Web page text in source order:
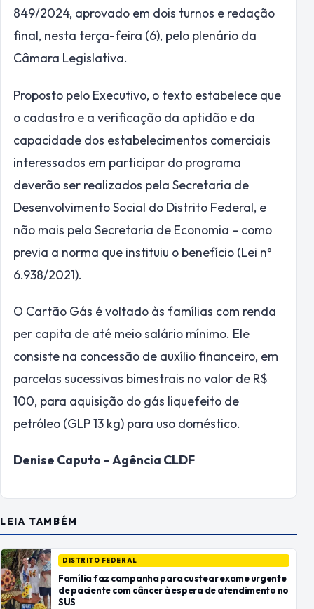
849/2024, aprovado em dois turnos e redação
final, nesta terça-feira (6), pelo plenário da
Câmara Legislativa.
Proposto pelo Executivo, o texto estabelece que
o cadastro e a verificação da aptidão e da
capacidade dos estabelecimentos comerciais
interessados em participar do programa
deverão ser realizados pela Secretaria de
Desenvolvimento Social do Distrito Federal, e
não mais pela Secretaria de Economia – como
previa a norma que instituiu o benefício (Lei nº
6.938/2021).
O Cartão Gás é voltado às famílias com renda
per capita de até meio salário mínimo. Ele
consiste na concessão de auxílio financeiro, em
parcelas sucessivas bimestrais no valor de R$
100, para aquisição do gás liquefeito de
petróleo (GLP 13 kg) para uso doméstico.
Denise Caputo – Agência CLDF
LEIA TAMBÉM
DISTRITO FEDERAL
Família faz campanha para custear exame urgente
de paciente com câncer à espera de atendimento no
SUS